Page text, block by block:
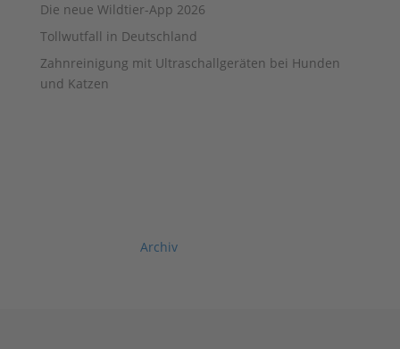
Die neue Wildtier-App 2026
Tollwutfall in Deutschland
Zahnreinigung mit Ultraschallgeräten bei Hunden
und Katzen
Archiv